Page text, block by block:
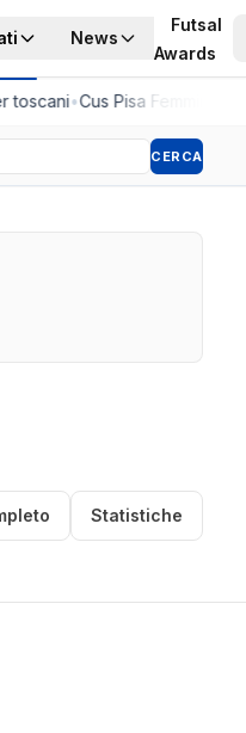
News
Futsal
Awards
•Cus Pisa Femminile,
CERCA
Statistiche